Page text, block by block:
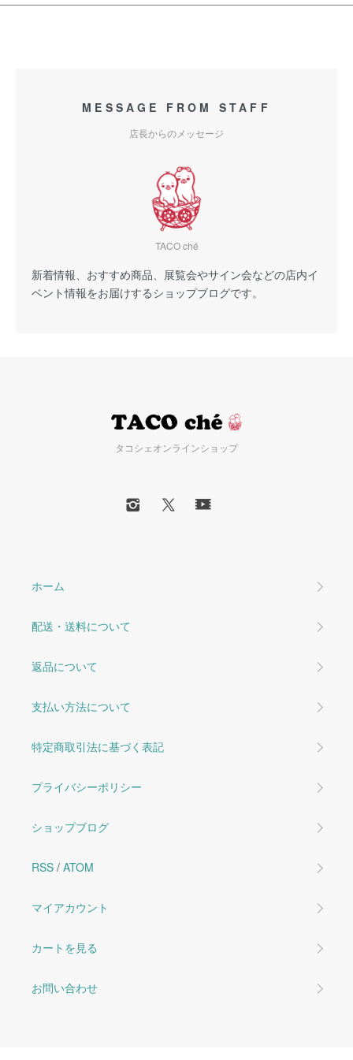
MESSAGE FROM STAFF
店長からのメッセージ
TACO ché
新着情報、おすすめ商品、展覧会やサイン会などの店内イ
ベント情報をお届けするショップブログです。
タコシェオンラインショップ
ホーム
配送・送料について
返品について
支払い方法について
特定商取引法に基づく表記
プライバシーポリシー
ショップブログ
RSS / ATOM
マイアカウント
カートを見る
お問い合わせ